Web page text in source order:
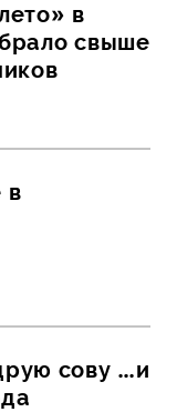
в
свыше
в
сову …и